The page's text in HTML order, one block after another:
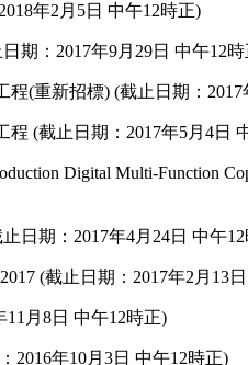
年2月5日 中午12時正)
期：2017年9月29日 中午12
(重新招標) (截止日期：
(截止日期：2017年5月4日
Digital Multi-Function
日期：2017年4月24日 中午
(截止日期：2017年2月13
11月8日 中午12時正)
2016年10月3日 中午12時正)